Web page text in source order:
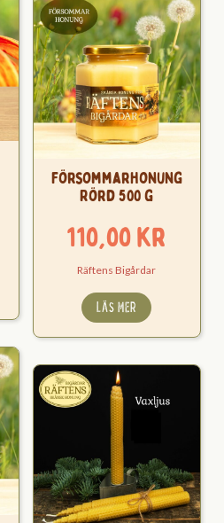
Försommarhonung
Rörd 500 g
110,00kr
Räftens Bigårdar
LÄS MER